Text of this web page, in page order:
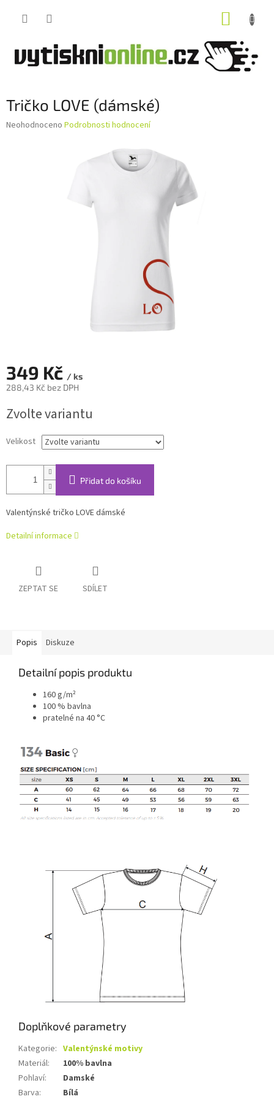
Tričko LOVE (dámské)
Průměrné
Neohodnoceno Podrobnosti hodnocení
349 Kč / ks
288,43 Kč bez DPH
cena:
Zvolte variantu
Velikost
Přidat do košíku
Valentýnské tričko LOVE dámské
Detailní informace
ZEPTAT SE SDÍLET
Popis Diskuze
Detailní popis produktu
160 g/m²
100 % bavlna
pratelné na 40 °C
Doplňkové parametry
Kategorie: Valentýnské motivy
Materiál:
100% bavlna
Pohlaví:
Damské
Barva: Bílá